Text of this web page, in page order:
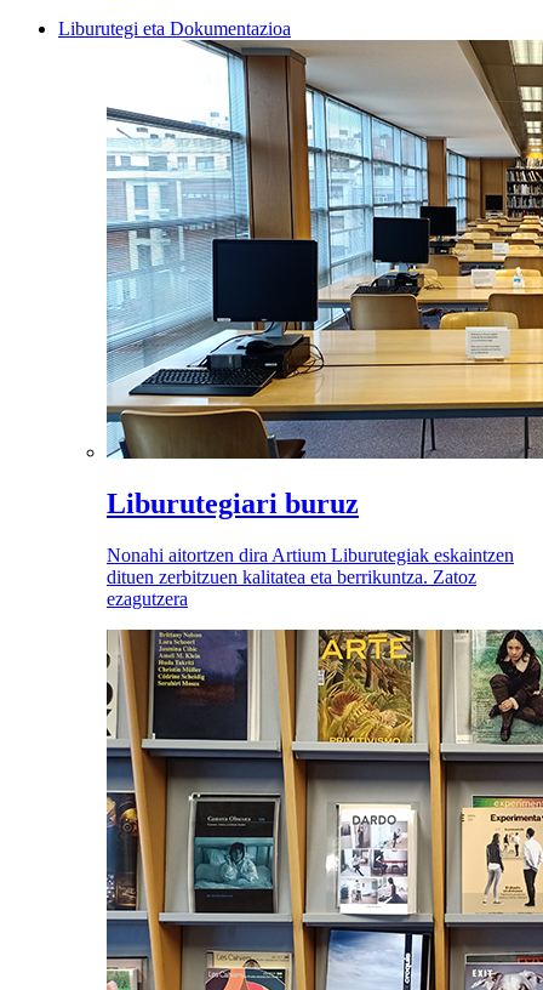
Liburutegi eta Dokumentazioa
Liburutegiari buruz
Nonahi aitortzen dira Artium Liburutegiak eskaintzen
dituen zerbitzuen kalitatea eta berrikuntza. Zatoz
ezagutzera